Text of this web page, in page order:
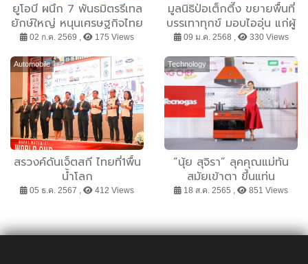
ยูโอบี ผนึก 7 พันธมิตรรีเทล
ยักษ์ใหญ่ หนุนเศรษฐกิจไทย
ผ่านฐานลูกค้าอาเซียน 8.5
ล้านราย คาดกระตุ้นการใช้
จ่ายกว่า 5000 ล้านบาท
02 ก.ค. 2569 , 175 Views
มูลนิธิป่อเต็กตึ๊ง ขยายพื้นที่
บรรเทาทุกข์ มอบไออุ่น แก่ผู้
ประสบภัยหนาวในถิ่น
ทุรกันดารพื้นที่จังหวัด
สุพรรณบุรี และชัยนาท รวม
มูลค่ากว่า 8 แสนบาท
09 ม.ค. 2568 , 330 Views
Automobile
สรวงค์ดันเจ็ตสกี ไทยที่1พื้น
น้ำโลก
05 ธ.ค. 2567 , 412 Views
Technology
“นุ้ย สุจิรา” ลุคคุณแม่ทัน
สมัยเข้าตา ขึ้นแท่น
พรีเซ็นเตอร์คนแรก
18 ส.ค. 2565 , 851 Views